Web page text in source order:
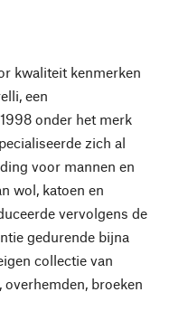
kwaliteit kenmerken
een
onder het merk
zich al
voor mannen en
wol, katoen en
vervolgens de
gedurende bijna
collectie van
broeken